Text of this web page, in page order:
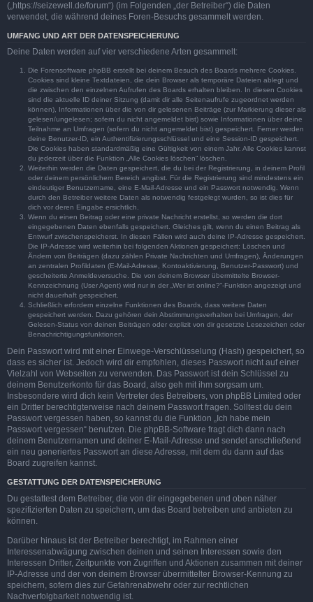
(„https://seizewell.de/forum“) (im Folgenden „der Betreiber“) die Daten
verwendet, die während deines Foren-Besuchs gesammelt werden.
UMFANG UND ART DER DATENSPEICHERUNG
Deine Daten werden auf vier verschiedene Arten gesammelt:
Die Forensoftware phpBB erstellt bei deinem Besuch des Boards mehrere Cookies.
Cookies sind kleine Textdateien, die dein Browser als temporäre Dateien ablegt und
die zwischen den einzelnen Aufrufen des Boards erhalten bleiben. In diesen Cookies
sind die aktuelle ID deiner Sitzung (damit dir alle Seitenaufrufe zugeordnet werden
können), Informationen über die von dir gelesenen Beiträge (zur Markierung dieser als
gelesen/ungelesen; sofern du nicht angemeldet bist) sowie Informationen über deine
Teilnahme an Umfragen (sofern du nicht angemeldet bist) gespeichert. Ferner werden
deine Benutzer-ID, ein Authentifizierungsschlüssel und eine Session-ID gespeichert.
Die Cookies haben standardmäßig eine Gültigkeit von einem Jahr. Alle Cookies kannst
du jederzeit über die Funktion „Alle Cookies löschen“ löschen.
Weiterhin werden die Daten gespeichert, die du bei der Registrierung, in deinem Profil
oder deinem persönlichem Bereich angibst. Für die Registrierung sind mindestens ein
eindeutiger Benutzername, eine E-Mail-Adresse und ein Passwort notwendig. Wenn
durch den Betreiber weitere Daten als notwendig festgelegt wurden, so ist dies für
dich vor deren Eingabe ersichtlich.
Wenn du einen Beitrag oder eine private Nachricht erstellst, so werden die dort
eingegebenen Daten ebenfalls gespeichert. Gleiches gilt, wenn du einen Beitrag als
Entwurf zwischenspeicherst. In diesen Fällen wird auch deine IP-Adresse gespeichert.
Die IP-Adresse wird weiterhin bei folgenden Aktionen gespeichert: Löschen und
Ändern von Beiträgen (dazu zählen Private Nachrichten und Umfragen), Änderungen
an zentralen Profildaten (E-Mail-Adresse, Kontoaktivierung, Benutzer-Passwort) und
gescheiterte Anmeldeversuche. Die von deinem Browser übermittelte Browser-
Kennzeichnung (User Agent) wird nur in der „Wer ist online?“-Funktion angezeigt und
nicht dauerhaft gespeichert.
Schließlich erfordern einzelne Funktionen des Boards, dass weitere Daten
gespeichert werden. Dazu gehören dein Abstimmungsverhalten bei Umfragen, der
Gelesen-Status von deinen Beiträgen oder explizit von dir gesetzte Lesezeichen oder
Benachrichtigungsfunktionen.
Dein Passwort wird mit einer Einwege-Verschlüsselung (Hash) gespeichert, so
dass es sicher ist. Jedoch wird dir empfohlen, dieses Passwort nicht auf einer
Vielzahl von Webseiten zu verwenden. Das Passwort ist dein Schlüssel zu
deinem Benutzerkonto für das Board, also geh mit ihm sorgsam um.
Insbesondere wird dich kein Vertreter des Betreibers, von phpBB Limited oder
ein Dritter berechtigterweise nach deinem Passwort fragen. Solltest du dein
Passwort vergessen haben, so kannst du die Funktion „Ich habe mein
Passwort vergessen“ benutzen. Die phpBB-Software fragt dich dann nach
deinem Benutzernamen und deiner E-Mail-Adresse und sendet anschließend
ein neu generiertes Passwort an diese Adresse, mit dem du dann auf das
Board zugreifen kannst.
GESTATTUNG DER DATENSPEICHERUNG
Du gestattest dem Betreiber, die von dir eingegebenen und oben näher
spezifizierten Daten zu speichern, um das Board betreiben und anbieten zu
können.
Darüber hinaus ist der Betreiber berechtigt, im Rahmen einer
Interessenabwägung zwischen deinen und seinen Interessen sowie den
Interessen Dritter, Zeitpunkte von Zugriffen und Aktionen zusammen mit deiner
IP-Adresse und der von deinem Browser übermittelter Browser-Kennung zu
speichern, sofern dies zur Gefahrenabwehr oder zur rechtlichen
Nachverfolgbarkeit notwendig ist.